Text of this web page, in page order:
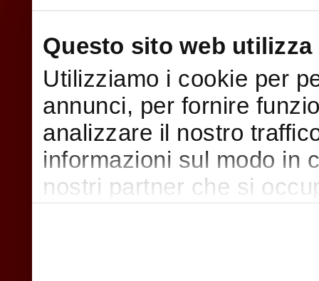
Questo sito web utilizza
Utilizziamo i cookie per
annunci, per fornire
analizzare il nostro
informazioni sul modo in
nostri partner che si